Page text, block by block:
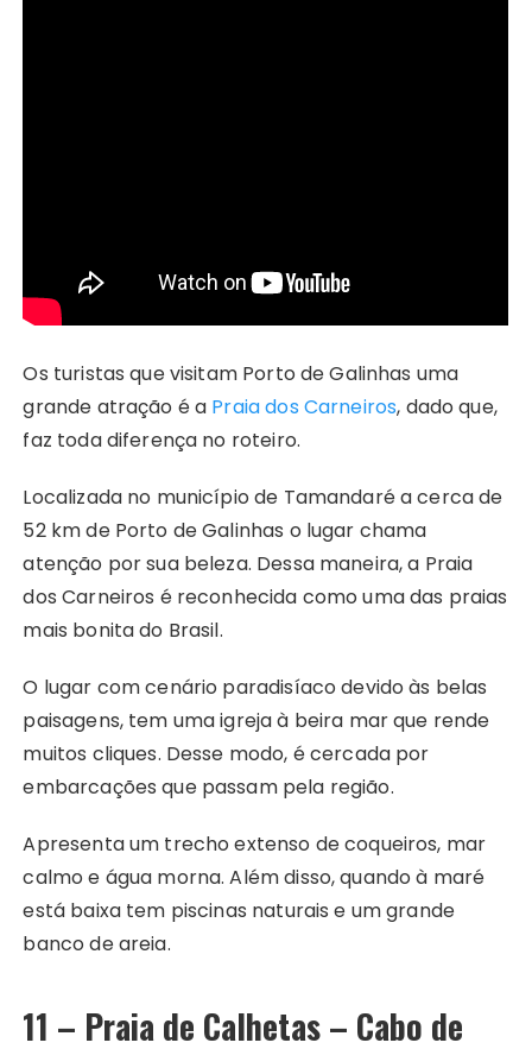
Os turistas que visitam Porto de Galinhas uma
grande atração é a Praia dos Carneiros, dado que,
faz toda diferença no roteiro.
Localizada no município de Tamandaré a cerca de
52 km de Porto de Galinhas o lugar chama
atenção por sua beleza. Dessa maneira, a Praia
dos Carneiros é reconhecida como uma das praias
mais bonita do Brasil.
O lugar com cenário paradisíaco devido às belas
paisagens, tem uma igreja à beira mar que rende
muitos cliques. Desse modo, é cercada por
embarcações que passam pela região.
Apresenta um trecho extenso de coqueiros, mar
calmo e água morna. Além disso, quando à maré
está baixa tem piscinas naturais e um grande
banco de areia.
11 – Praia de Calhetas – Cabo de